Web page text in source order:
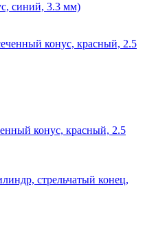
синий, 3.3 мм)
конус, красный, 2.5